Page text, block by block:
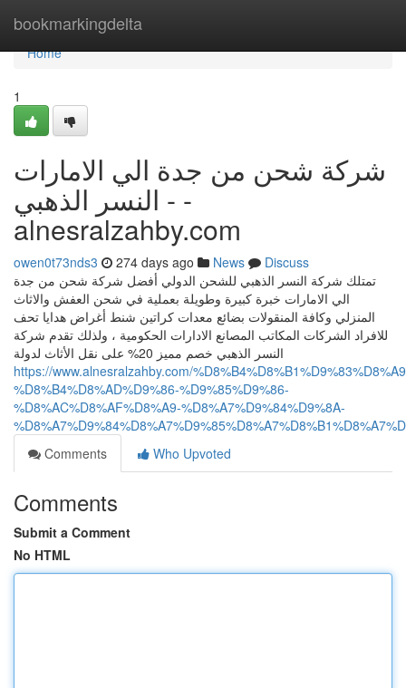
bookmarkingdelta
Home
Home
1
شركة شحن من جدة الي الامارات
- النسر الذهبي -
alnesralzahby.com
owen0t73nds3 274 days ago News
Discuss
تمتلك شركة النسر الذهبي للشحن الدولي أفضل شركة شحن من جدة
الي الامارات خبرة كبيرة وطويلة بعملية في شحن العفش والاثاث
المنزلي وكافة المنقولات بضائع معدات كراتين شنط أغراض هدايا تحف
للافراد الشركات المكاتب المصانع الادارات الحكومية ، ولذلك تقدم شركة
النسر الذهبي خصم مميز 20% على نقل الأثاث لدولة
https://www.alnesralzahby.com/
%D8%B4%D8%AD%D9%86-%D9%85%D9%86-
%D8%AC%D8%AF%D8%A9-%D8%A7%D9%84%D9%8A-
Comments
Who Upvoted
Comments
Submit a Comment
No HTML